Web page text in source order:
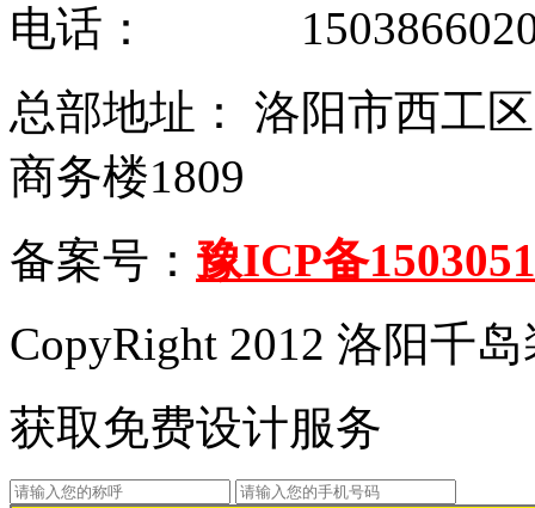
电话：
总部地址： 洛阳市西工
商务楼1809
备案号： 豫ICP备
CopyRight 2012 洛阳千
获取免费设计服务